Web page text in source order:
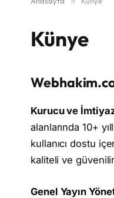
Künye
Kurucu ve
alanlarında 10+
kullanıcı dostu
kaliteli ve
Genel Yayın